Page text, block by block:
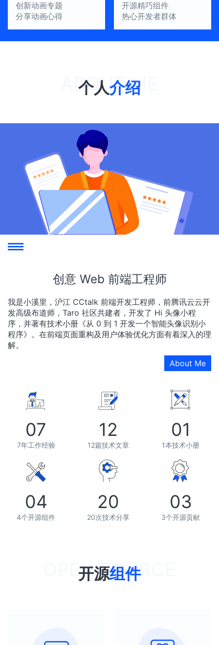
创新动画专题
分享动画心得
开源精巧组件
热心开发者群体
个人介绍
创意 Web 前端工程师
我是小溪里，沪江 CCtalk 前端开发工程师，前腾讯云云开
发高级布道师，Taro 社区共建者，开发了 Hi 头像小程
序，并著有技术小册《从 0 到 1 开发一个智能头像识别小
程序》。在前端页面重构及用户体验优化方面有着深入的理
解。
About Me
07
7年工作经验
12
12篇技术文章
01
1本技术小册
04
4个开源组件
20
20次技术分享
03
3个开源贡献
开源组件